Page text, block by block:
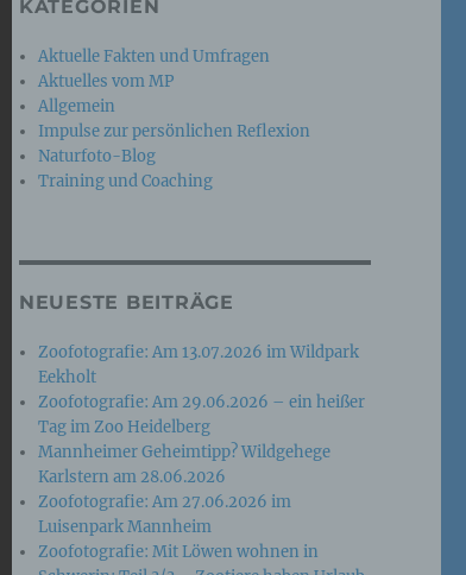
KATEGORIEN
Aktuelle Fakten und Umfragen
Aktuelles vom MP
Allgemein
Impulse zur persönlichen Reflexion
Naturfoto-Blog
Training und Coaching
NEUESTE BEITRÄGE
Zoofotografie: Am 13.07.2026 im Wildpark
Eekholt
Zoofotografie: Am 29.06.2026 – ein heißer
Tag im Zoo Heidelberg
Mannheimer Geheimtipp? Wildgehege
Karlstern am 28.06.2026
Zoofotografie: Am 27.06.2026 im
Luisenpark Mannheim
Zoofotografie: Mit Löwen wohnen in